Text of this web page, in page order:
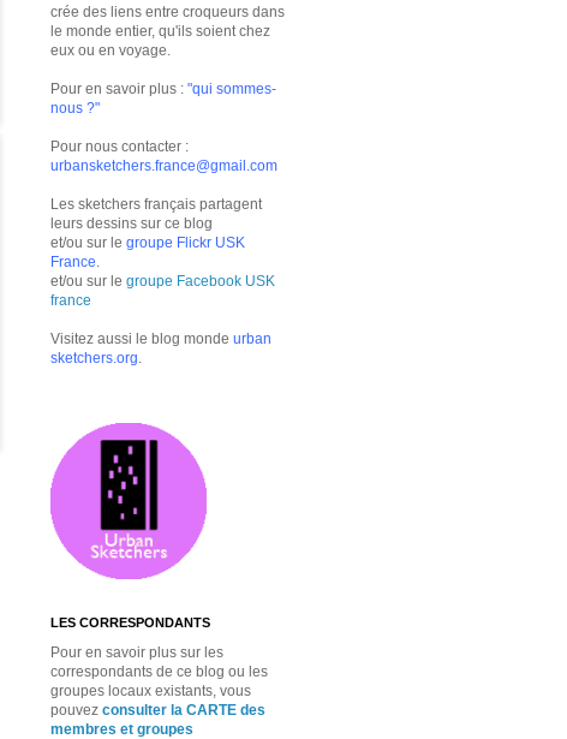
crée des liens entre croqueurs dans
le monde entier, qu'ils soient chez
eux ou en voyage.
Pour en savoir plus : "qui sommes-
nous ?"
Pour nous contacter :
urbansketchers.france@gmail.com
Les sketchers français partagent
leurs dessins sur ce blog
et/ou sur le groupe Flickr USK
France
et/ou sur le groupe Facebook USK
france
Visitez aussi le blog monde urban
sketchers.org
LES CORRESPONDANTS
Pour en savoir plus sur les
correspondants de ce blog ou les
groupes locaux existants, vous
pouvez consulter la CARTE des
membres et groupes